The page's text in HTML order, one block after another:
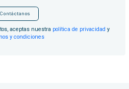
Contáctanos
aceptas nuestra política de privacidad y
y condiciones